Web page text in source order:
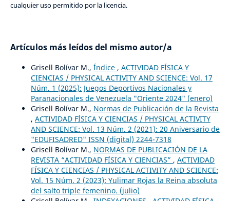
cualquier uso permitido por la licencia.
Artículos más leídos del mismo autor/a
Grisell Bolívar M., Índice , ACTIVIDAD FÍSICA Y
CIENCIAS / PHYSICAL ACTIVITY AND SCIENCE: Vol. 17
Núm. 1 (2025): Juegos Deportivos Nacionales y
Paranacionales de Venezuela "Oriente 2024" (enero)
Grisell Bolívar M., Normas de Publicación de la Revista
, ACTIVIDAD FÍSICA Y CIENCIAS / PHYSICAL ACTIVITY
AND SCIENCE: Vol. 13 Núm. 2 (2021): 20 Aniversario de
"EDUFISADRED" ISSN (digital) 2244-7318
Grisell Bolívar M., NORMAS DE PUBLICACIÓN DE LA
REVISTA “ACTIVIDAD FÍSICA Y CIENCIAS” , ACTIVIDAD
FÍSICA Y CIENCIAS / PHYSICAL ACTIVITY AND SCIENCE:
Vol. 15 Núm. 2 (2023): Yulimar Rojas la Reina absoluta
del salto triple femenino. (julio)